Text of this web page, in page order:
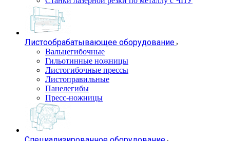
Листообрабатывающее оборудование
Вальцегибочные
Гильотинные ножницы
Листогибочные прессы
Листоправильные
Панелегибы
Пресс-ножницы